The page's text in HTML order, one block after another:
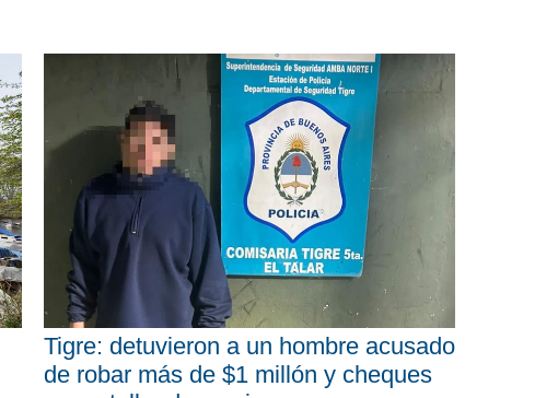
Tigre: detuvieron a un hombre acusado
de robar más de $1 millón y cheques